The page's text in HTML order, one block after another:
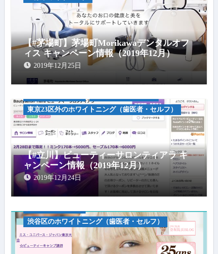
【#茅場町】茅場町Morikawaデンタルオフ
ィス キャンペーン情報（2019年12月）
2019年12月25日
東京23区外のホワイトニング（歯医者・セルフ）
【#立川】ビューティーサロンティアラ キ
ャンペーン情報（2019年12月）
2019年12月24日
渋谷区のホワイトニング（歯医者・セルフ）